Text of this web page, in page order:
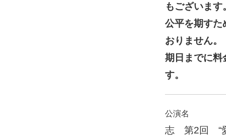
もございます
公平を期すた
おりません。
期日までに料
す。
公演名
志 第2回 “